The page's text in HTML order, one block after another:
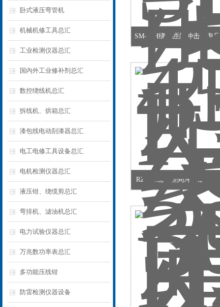
卧式液压弯管机
机械机修工具总汇
工业检测仪器总汇
国内外工业修补剂总汇
数控绕线机总汇
拆线机、烘箱总汇
漆包线电动刮漆器总汇
电工电修工具设备总汇
电机检测仪器总汇
液压钳、绕缆剪总汇
弯排机、滤油机总汇
电力试验仪器总汇
万兆数功率表总汇
多功能压线钳
防雷检测仪器设备
SM-45H绕组匝间冲击耐电
RZJ-30绕组匝间冲击耐电